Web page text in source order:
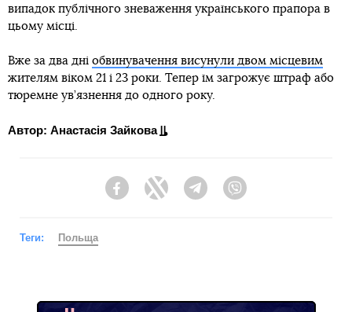
випадок публічного зневаження українського прапора в
цьому місці.
Вже за два дні обвинувачення висунули двом місцевим
жителям віком 21 і 23 роки. Тепер їм загрожує штраф або
тюремне ув’язнення до одного року.
Автор: Анастасія Зайкова
FacebookTwitter Telegram
Теги: Польща